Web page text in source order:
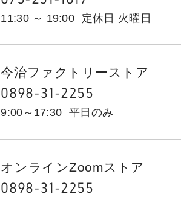
11:30 ～ 19:00 定休日 火曜日
今治ファクトリーストア
0898-31-2255
9:00～17:30 平日のみ
オンラインZoomストア
0898-31-2255